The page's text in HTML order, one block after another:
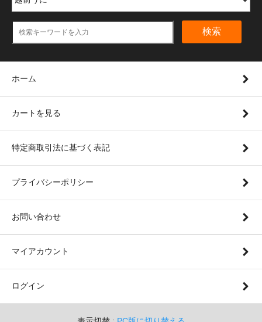
検索
ホーム
カートを見る
特定商取引法に基づく表記
プライバシーポリシー
お問い合わせ
マイアカウント
ログイン